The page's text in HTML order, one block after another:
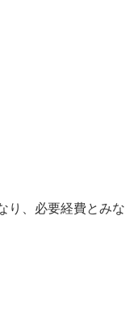
り、必要経費とみな